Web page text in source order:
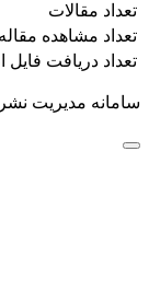
تعداد مقالات
تعداد مشاهده مقاله
تعداد دریافت
سامانه مدیریت